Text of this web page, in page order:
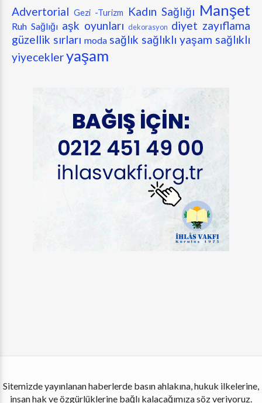
Advertorial Gezi -Turizm Kadın Sağlığı Manşet
Ruh Sağlığı aşk oyunları dekorasyon diyet zayıflama
güzellik sırları moda sağlık sağlıklı yaşam sağlıklı
yiyecekleryaşam
Sitemizde yayınlanan haberlerde basın ahlakına, hukuk ilkelerine,
insan hak ve özgürlüklerine bağlı kalacağımıza söz veriyoruz.